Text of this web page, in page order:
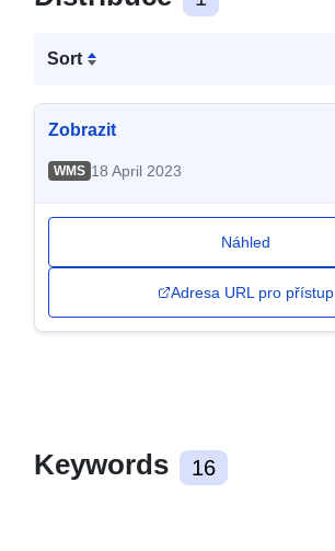
Sort
Zobrazit
WMS 18 April 2023
Náhled
Adresa URL pro přístup
Keywords 16